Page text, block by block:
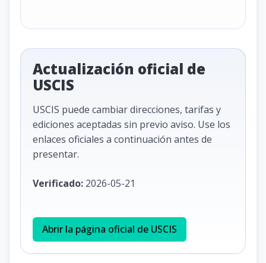
Actualización oficial de
USCIS
USCIS puede cambiar direcciones, tarifas y
ediciones aceptadas sin previo aviso. Use los
enlaces oficiales a continuación antes de
presentar.
Verificado: 2026-05-21
Abrir la página oficial de USCIS